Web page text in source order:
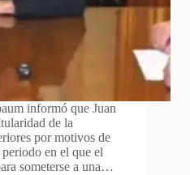
informó que Juan
de la
por motivos de
en el que el
someterse a una…